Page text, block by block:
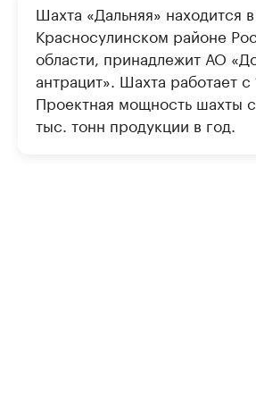
Шахта «Дальняя» находится в
Красносулинском районе
области, принадлежит АО
антрацит». Шахта работает с
Проектная мощность шахты
тыс. тонн продукции в год.